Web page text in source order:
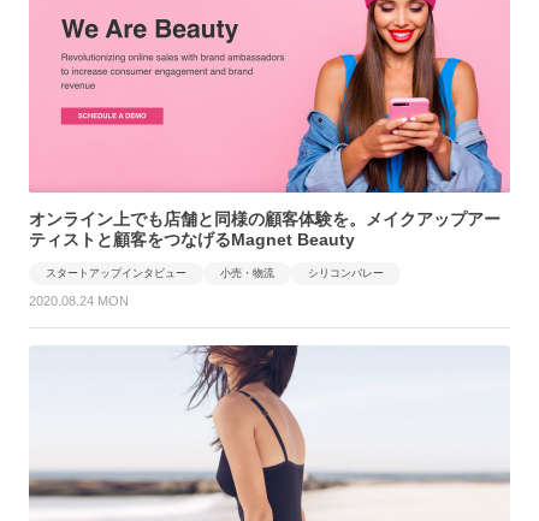
オンライン上でも店舗と同様の顧客体験を。メイクアップアー
ティストと顧客をつなげるMagnet Beauty
スタートアップインタビュー 小売・物流 シリコンバレー
2020.08.24 MON